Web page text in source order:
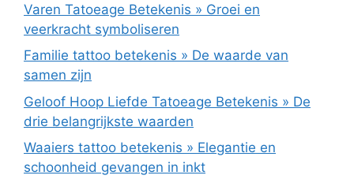
Varen Tatoeage Betekenis » Groei en
veerkracht symboliseren
Familie tattoo betekenis » De waarde van
samen zijn
Geloof Hoop Liefde Tatoeage Betekenis » De
drie belangrijkste waarden
Waaiers tattoo betekenis » Elegantie en
schoonheid gevangen in inkt